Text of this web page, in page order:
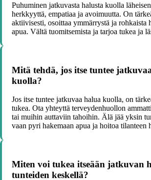
Puhuminen jatkuvasta halusta kuolla
herkkyyttä, empatiaa ja avoimuutta. On
aktiivisesti, osoittaa ymmärrystä ja rohkaista
apua. Vältä tuomitsemista ja tarjoa tukea ja
Mitä tehdä, jos itse tuntee
kuolla?
Jos itse tuntee jatkuvaa halua kuolla, on
tukea. Ota yhteyttä terveydenhuollon
tai muihin auttaviin tahoihin. Älä jää yksin
vaan pyri hakemaan apua ja hoitoa tilanteen
Miten voi tukea itseään jatkuvan
tunteiden keskellä?